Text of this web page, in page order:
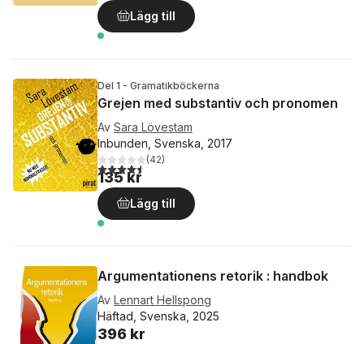
Lägg till
Del 1 - Gramatikböckerna
Grejen med substantiv och pronomen
Av Sara Lövestam
Inbunden, Svenska, 2017
4,5utav 5 stjärnor. Totalt antal röster:
(42)
135 kr
Lägg till
Argumentationens retorik : handbok
Av Lennart Hellspong
Häftad, Svenska, 2025
396 kr